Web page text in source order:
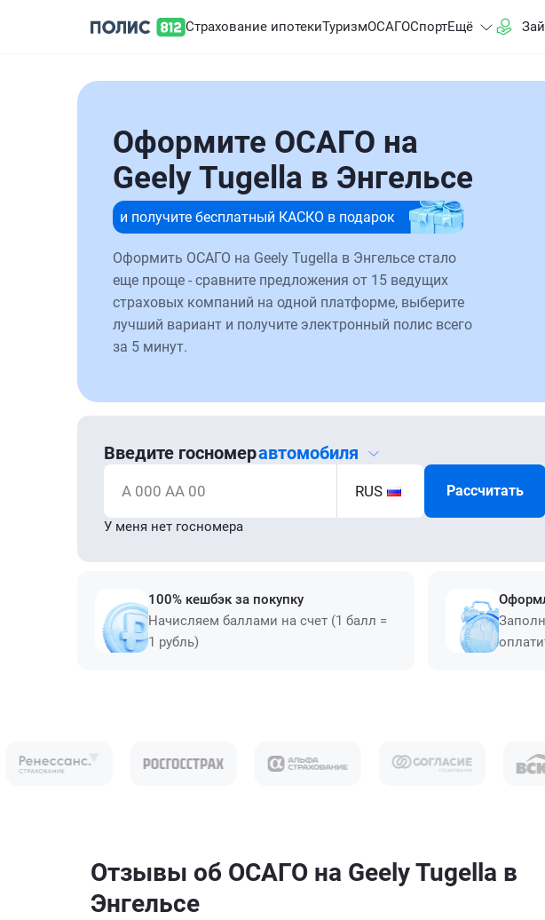
Страхование ипотекиТуризмОСАГОСпортЕщё
Оформите ОСАГО на
Geely Tugella в Энгельсе
и получите бесплатный КАСКО в подарок
Оформить ОСАГО на Geely Tugella в Энгельсе стало
еще проще - сравните предложения от 15 ведущих
страховых компаний на одной платформе, выберите
лучший вариант и получите электронный полис всего
за 5 минут.
Введите госномеравтомобиля
А 000 АА 00 RUS Рассчитать
У меня нет госномера
100% кешбэк за покупку
Начисляем баллами на счет (1 балл =
1 рубль)
Отзывы об ОСАГО на Geely Tugella в
Энгельсе